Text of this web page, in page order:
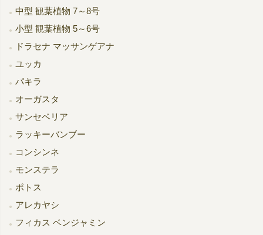
中型 観葉植物 7～8号
小型 観葉植物 5～6号
ドラセナ マッサンゲアナ
ユッカ
パキラ
オーガスタ
サンセベリア
ラッキーバンブー
コンシンネ
モンステラ
ポトス
アレカヤシ
フィカス ベンジャミン